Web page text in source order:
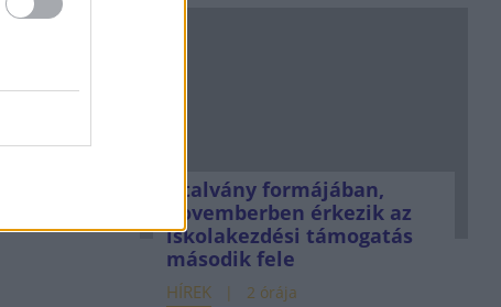
Utalvány formájában,
novemberben érkezik az
iskolakezdési támogatás
második fele
HÍREK 2 órája